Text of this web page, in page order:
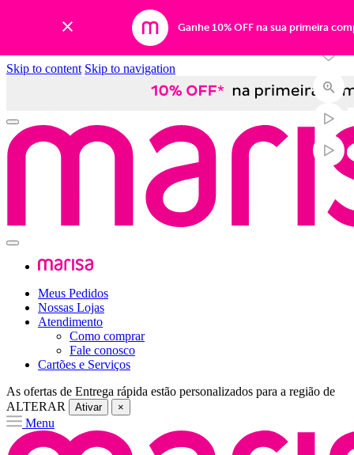
Ganhe 10% OFF na sua primeira
Skip to content Skip to navigation
Meus Pedidos
Nossas Lojas
Atendimento
Como comprar
Fale conosco
Cartões e Serviços
As ofertas de Entrega rápida estão personalizados para a região de
ALTERAR
Ativar ×
Menu